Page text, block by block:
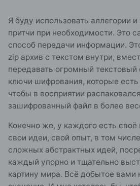
Я буду использовать аллегории
притчи при необходимости. Это
способ передачи информации.
zip архив с текстом внутри,
передавать огромный текстовый
ключи шифрования, которые
чтобы в восприятии
зашифрованный файл в более
Конечно же, у каждого есть своё
свои идеи, свой опыт, в том
сложных абстрактных идей,
каждый упорно и тщательно
картину мира. Всё добытое вами